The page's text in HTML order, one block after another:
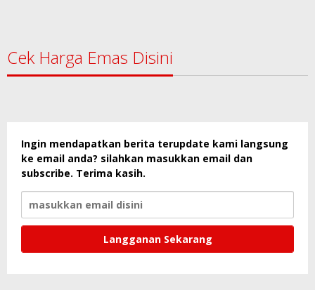
Cek Harga Emas Disini
Ingin mendapatkan berita terupdate kami langsung
ke email anda? silahkan masukkan email dan
subscribe. Terima kasih.